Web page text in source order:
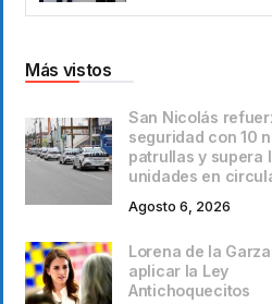
Más vistos
San Nicolás
seguridad con 10
patrullas y supera
unidades en
Agosto 6, 2026
Lorena de la
aplicar la Ley
Antichoquecitos